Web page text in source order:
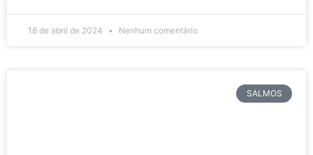
18 de abril de 2024 Nenhum comentário
SALMOS